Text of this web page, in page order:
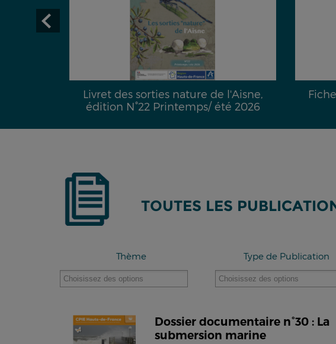
Livret des sorties nature de l'Aisne,
édition N°22 Printemps/ été 2026
TOUTES LES
Thème Type de Publication
Dossier documentaire n°30 : La
submersion marine